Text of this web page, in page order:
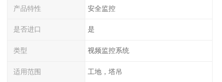
产品特性 安全监控
是否进口 是
类型 视频监控系统
适用范围 工地，塔吊